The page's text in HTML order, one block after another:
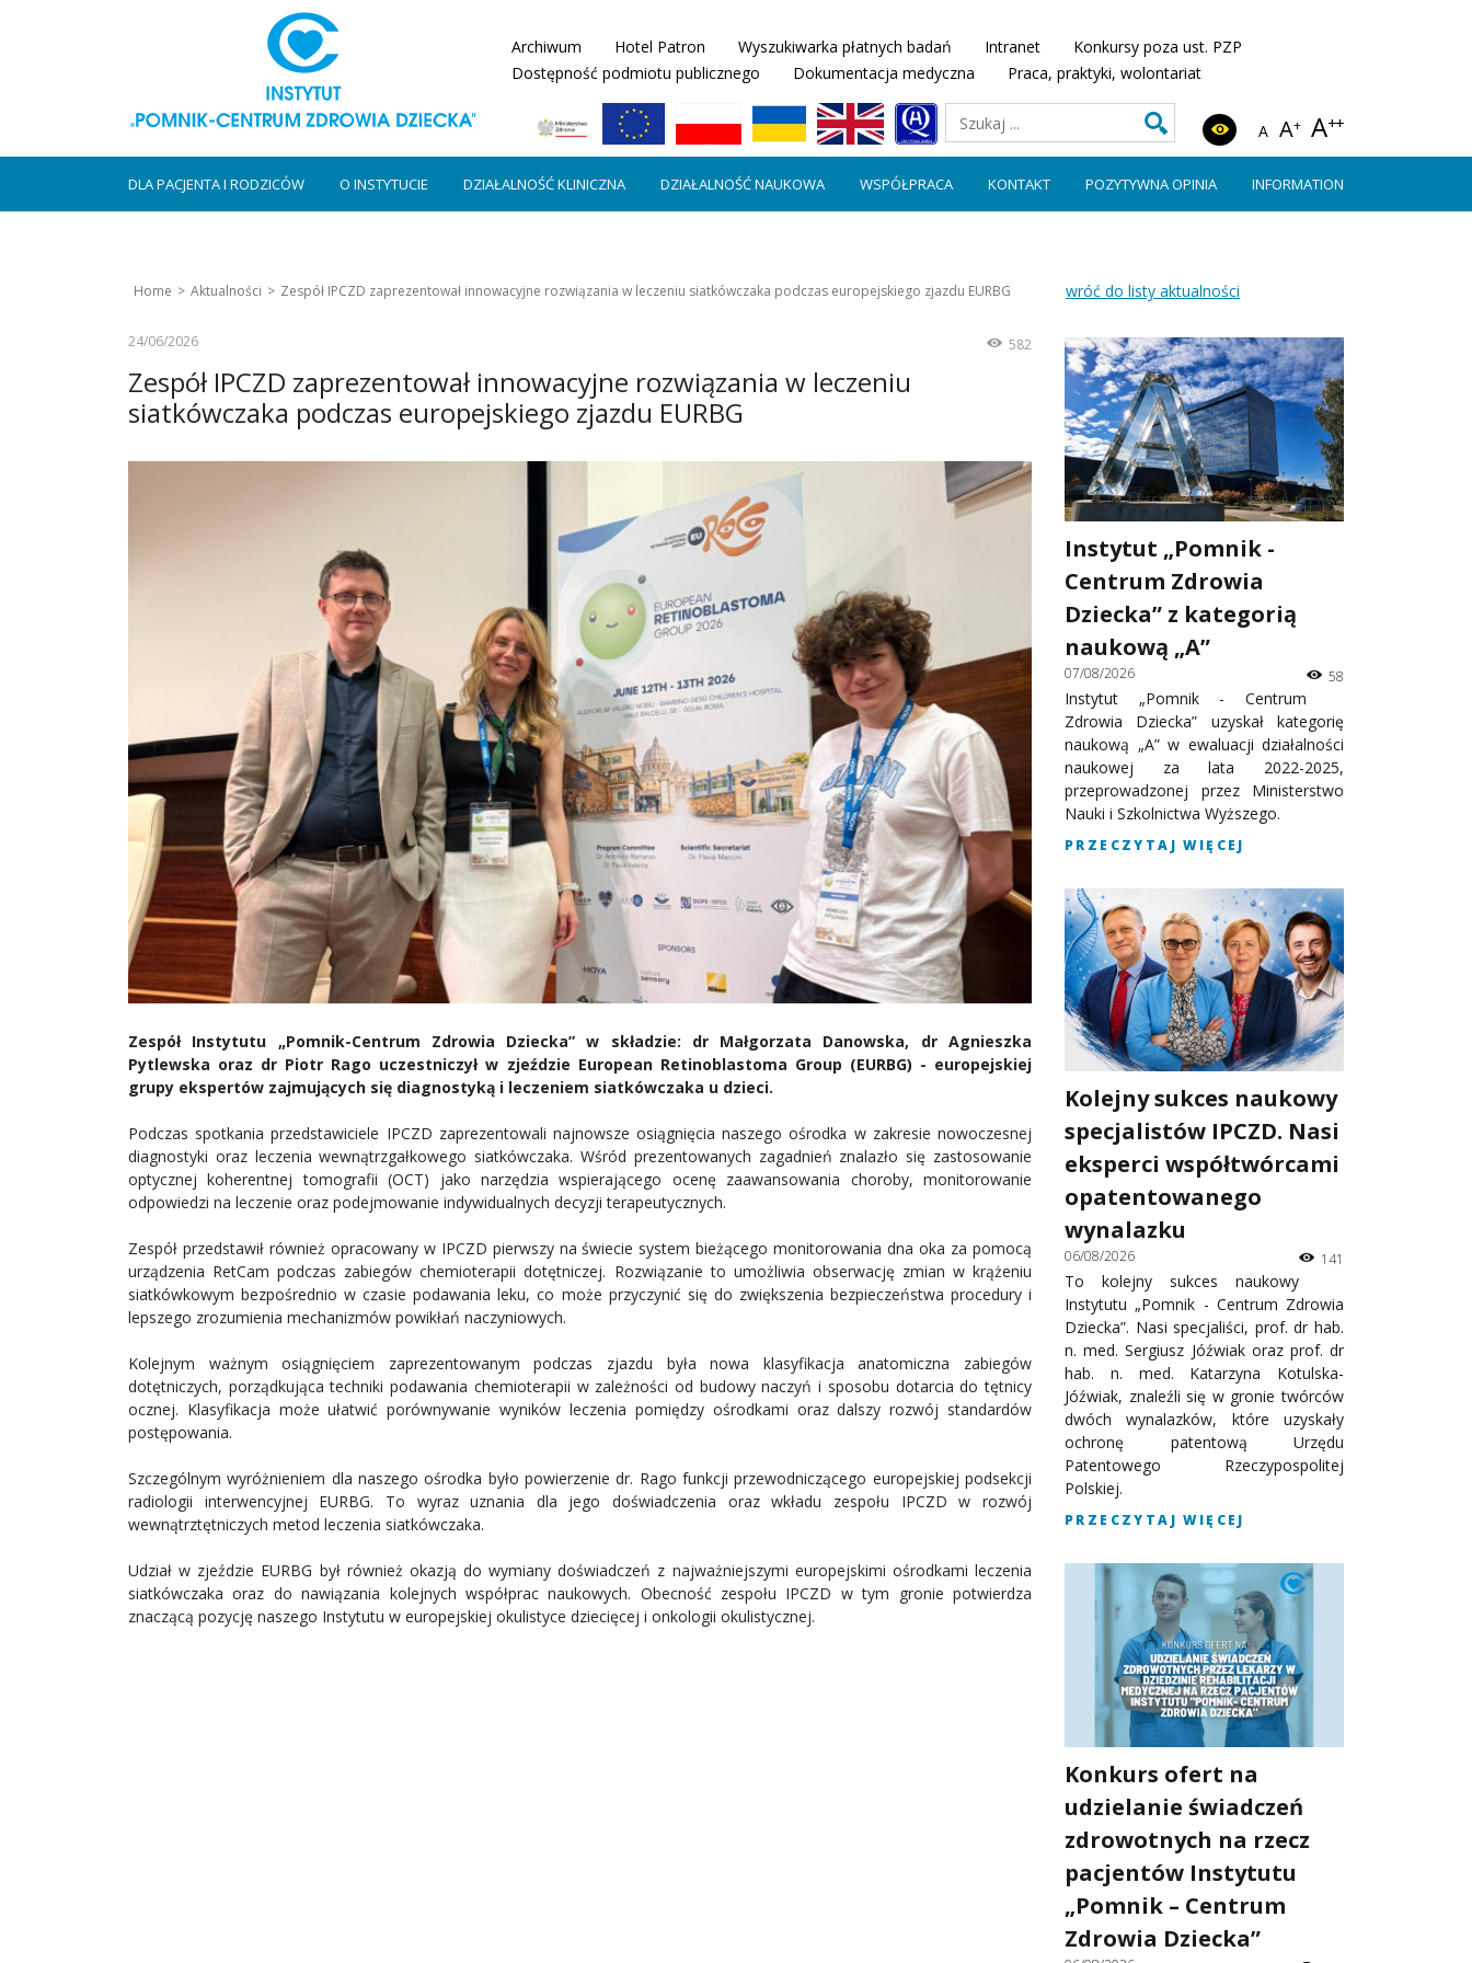
Archiwum Hotel Patron Wyszukiwarka płatnych badań Intranet
Konkursy poza ust. PZP
Dostępność podmiotu publicznego
Dokumentacja medyczna Praca, praktyki, wolontariat
A A+ A++
DLA PACJENTA I RODZICÓW O INSTYTUCIE DZIAŁALNOŚĆ KLINICZNA DZIAŁALNOŚĆ NAUKOWA WSPÓŁPRACA KONTAKT POZYTYWNA OPINIA INFORMATION
Home Aktualności Zespół IPCZD zaprezentował innowacyjne rozwiązania w leczeniu siatkówczaka podczas europejskiego zjazdu EURBG
24/06/2026 582
Zespół IPCZD zaprezentował innowacyjne rozwiązania w leczeniu
siatkówczaka podczas europejskiego zjazdu EURBG
Zespół Instytutu „Pomnik-Centrum Zdrowia Dziecka” w składzie: dr Małgorzata Danowska, dr Agnieszka
Pytlewska oraz dr Piotr Rago uczestniczył w zjeździe European Retinoblastoma Group (EURBG) - europejskiej
grupy ekspertów zajmujących się diagnostyką i leczeniem siatkówczaka u dzieci.
Podczas spotkania przedstawiciele IPCZD zaprezentowali najnowsze osiągnięcia naszego ośrodka w zakresie nowoczesnej
diagnostyki oraz leczenia wewnątrzgałkowego siatkówczaka. Wśród prezentowanych zagadnień znalazło się zastosowanie
optycznej koherentnej tomografii (OCT) jako narzędzia wspierającego ocenę zaawansowania choroby, monitorowanie
odpowiedzi na leczenie oraz podejmowanie indywidualnych decyzji terapeutycznych.
Zespół przedstawił również opracowany w IPCZD pierwszy na świecie system bieżącego monitorowania dna oka za pomocą
urządzenia RetCam podczas zabiegów chemioterapii dotętniczej. Rozwiązanie to umożliwia obserwację zmian w krążeniu
siatkówkowym bezpośrednio w czasie podawania leku, co może przyczynić się do zwiększenia bezpieczeństwa procedury i
lepszego zrozumienia mechanizmów powikłań naczyniowych.
Kolejnym ważnym osiągnięciem zaprezentowanym podczas zjazdu była nowa klasyfikacja anatomiczna zabiegów
dotętniczych, porządkująca techniki podawania chemioterapii w zależności od budowy naczyń i sposobu dotarcia do tętnicy
ocznej. Klasyfikacja może ułatwić porównywanie wyników leczenia pomiędzy ośrodkami oraz dalszy rozwój standardów
postępowania.
Szczególnym wyróżnieniem dla naszego ośrodka było powierzenie dr. Rago funkcji przewodniczącego europejskiej podsekcji
radiologii interwencyjnej EURBG. To wyraz uznania dla jego doświadczenia oraz wkładu zespołu IPCZD w rozwój
wewnątrztętniczych metod leczenia siatkówczaka.
Udział w zjeździe EURBG był również okazją do wymiany doświadczeń z najważniejszymi europejskimi ośrodkami leczenia
siatkówczaka oraz do nawiązania kolejnych współprac naukowych. Obecność zespołu IPCZD w tym gronie potwierdza
znaczącą pozycję naszego Instytutu w europejskiej okulistyce dziecięcej i onkologii okulistycznej.
wróć do listy aktualności
Instytut „Pomnik -
Centrum Zdrowia
Dziecka” z kategorią
naukową „A”
07/08/2026 58
Instytut „Pomnik - Centrum
Zdrowia Dziecka” uzyskał kategorię
naukową „A” w ewaluacji działalności
naukowej za lata 2022-2025,
przeprowadzonej przez Ministerstwo
Nauki i Szkolnictwa Wyższego.
PRZECZYTAJ WIĘCEJ
Kolejny sukces naukowy
specjalistów IPCZD. Nasi
eksperci współtwórcami
opatentowanego
wynalazku
06/08/2026 141
To kolejny sukces naukowy
Instytutu „Pomnik - Centrum Zdrowia
Dziecka”. Nasi specjaliści, prof. dr hab.
n. med. Sergiusz Jóźwiak oraz prof. dr
hab. n. med. Katarzyna Kotulska-
Jóźwiak, znaleźli się w gronie twórców
dwóch wynalazków, które uzyskały
ochronę patentową Urzędu
Patentowego Rzeczypospolitej
Polskiej.
PRZECZYTAJ WIĘCEJ
Konkurs ofert na
udzielanie świadczeń
zdrowotnych na rzecz
pacjentów Instytutu
„Pomnik – Centrum
Zdrowia Dziecka”